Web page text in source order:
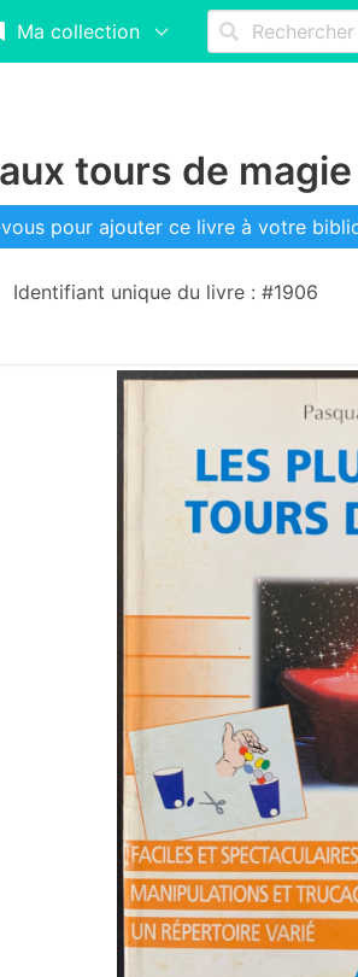
Ma collection
tours de
pour ajouter ce livre à votre
Identifiant unique du livre : #1906